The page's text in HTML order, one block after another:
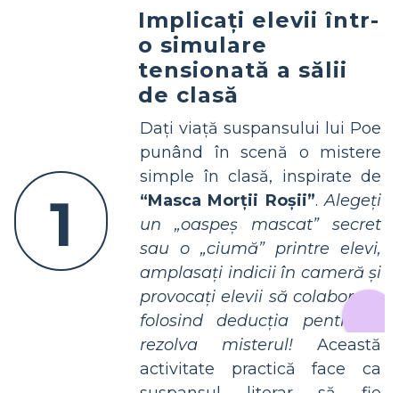
1
Implicați elevii într-
o simulare
tensionată a sălii
de clasă
Dați viață suspansului lui Poe
punând în scenă o mistere
simple în clasă, inspirate de
“Masca Morții Roșii”.Alegeți
un „oaspeș mascat” secret
sau o „ciumă” printre elevi,
amplasați indicii în cameră și
provocați elevii să colaboreze
folosind deducția pentru a
rezolva misterul! Această
activitate practică face ca